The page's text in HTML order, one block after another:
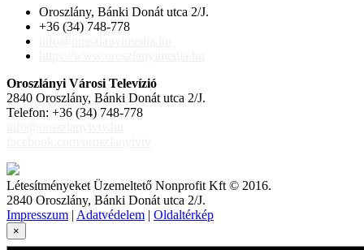
Oroszlány, Bánki Donát utca 2/J.
+36 (34) 748-778
Oroszlányi Városi Televízió
2840 Oroszlány, Bánki Donát utca 2/J.
Telefon: +36 (34) 748-778
Létesítményeket Üzemeltető Nonprofit Kft © 2016.
2840 Oroszlány, Bánki Donát utca 2/J.
Impresszum | Adatvédelem | Oldaltérkép
×